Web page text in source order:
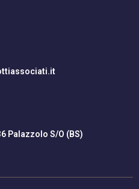
Palazzolo S/O (BS)